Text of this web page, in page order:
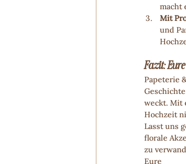
macht
Mit
und
Fazit:
Papeterie
weckt. Mit
Hochzeit
Lasst uns
florale
zu
Eure